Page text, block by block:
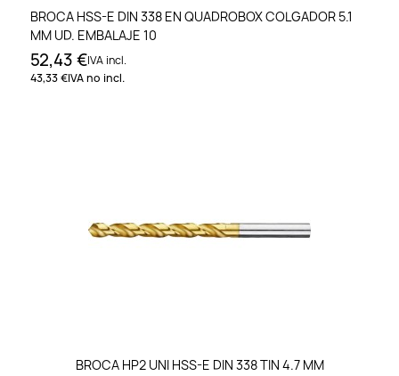
BROCA HSS-E DIN 338 EN QUADROBOX COLGADOR 5.1
MM UD. EMBALAJE 10
52,43 €IVA incl.
43,33 €IVA no incl.
BROCA HP2 UNI HSS-E DIN 338 TIN 4.7 MM